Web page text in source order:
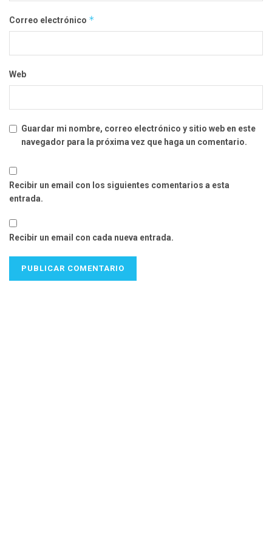
Correo electrónico *
Web
Guardar mi nombre, correo electrónico y sitio web en este
navegador para la próxima vez que haga un comentario.
Recibir un email con los siguientes comentarios a esta
entrada.
Recibir un email con cada nueva entrada.